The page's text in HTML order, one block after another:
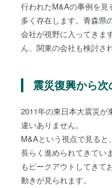
行われたM&Aの事例を見
多く存在します。青森県
会社が視野に入ってきま
ん、関東の会社も検討さ
震災復興から次
2011年の東日本大震災が
違いありません。
M&Aという視点で見る
長らく進められてきてい
もピークアウトしてきて
動きが見られます。